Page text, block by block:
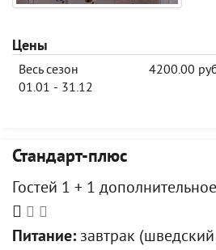
Цены
Весь сезон
01.01 - 31.12
4200.00
Стандарт-плюс
Гостей 1 + 1
Питание: завтрак